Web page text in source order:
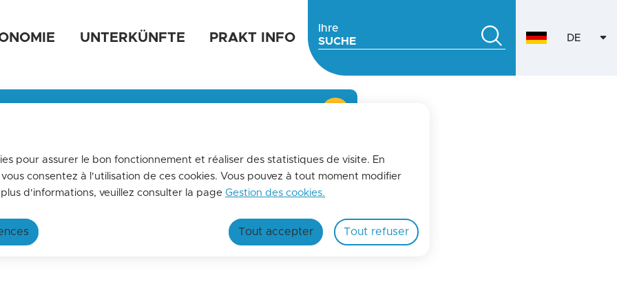
pour assurer le bon fonctionnement et réaliser des statistiques de visite. En
consentez à l'utilisation de ces cookies. Vous pouvez à tout moment modifier
d'informations, veuillez consulter la page Gestion des cookies.
Tout accepter Tout refuser
Zum Lageplan springen
vous à la lettre d'information de l'office de tourisme !
more
de tourisme
UNTERKÜNFTE PRAKT INFO
Ihre
SUCHE
DE